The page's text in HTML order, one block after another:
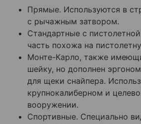
Прямые. Используются в
с рычажным затвором.
Стандартные с
часть похожа на
Монте-Карло, также
шейку, но дополнен
для щеки снайпера.
крупнокалиберном и
вооружении.
Спортивные. Специально